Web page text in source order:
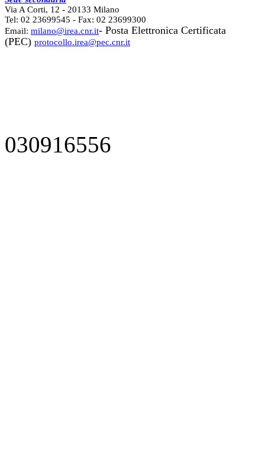
Via A Corti, 12 - 20133 Milano
Tel: 02 23699545 - Fax: 02 23699300
Email: milano@irea.cnr.it- Posta Elettronica Certificata
(PEC) protocollo.irea@pec.cnr.it
030916556